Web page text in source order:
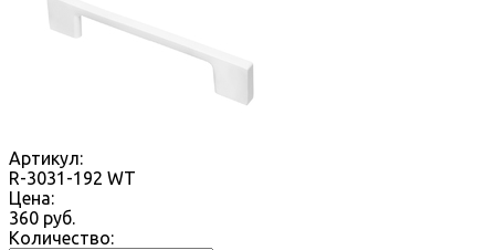
Артикул:
R-3031-192 WT
Цена:
360 руб.
Количество: